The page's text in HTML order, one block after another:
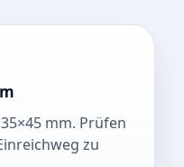
mm. Prüfen
zu